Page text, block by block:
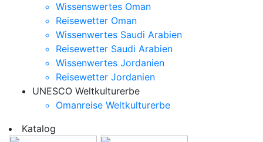
Wissenswertes Oman
Reisewetter Oman
Wissenwertes Saudi Arabien
Reisewetter Saudi Arabien
Wissenwertes Jordanien
Reisewetter Jordanien
UNESCO Weltkulturerbe
Omanreise Weltkulturerbe
Katalog